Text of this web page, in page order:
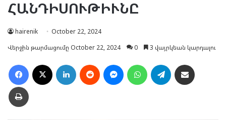
ՀԱՆԴԻՍՈՒԹԻՒՆԸ
hairenik
October 22, 2024
Վերջին թարմացումը October 22, 2024
0 3 վայրկեան կարդալու
Facebook LinkedIn Reddit MessengerWhatsAppTelegram
Տպել